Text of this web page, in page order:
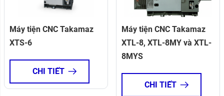
Máy tiện CNC Takamaz
XTS-6
CHI TIẾT
Máy tiện CNC Takamaz
XTL-8, XTL-8MY và XTL-
8MYS
CHI TIẾT